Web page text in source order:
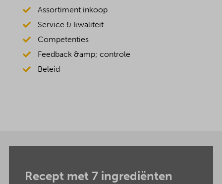
Assortiment inkoop
Service & kwaliteit
Competenties
Feedback &amp; controle
Beleid
Recept met 7 ingrediënten